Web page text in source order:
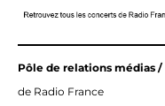
Pôle de relations médias /
de Radio France